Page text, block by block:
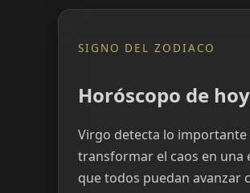
SIGNO DEL ZODIACO
Horóscopo de
Virgo detecta lo importante
transformar el caos en una
que todos puedan avanzar